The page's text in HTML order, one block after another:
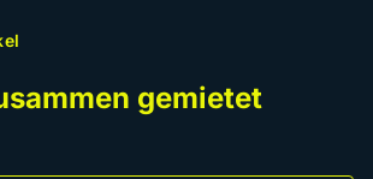
gemietet